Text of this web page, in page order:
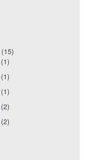
(15)
(1)
(1)
(1)
(2)
(2)